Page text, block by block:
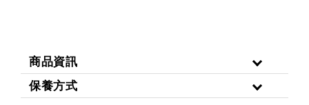
商品資訊
保養方式